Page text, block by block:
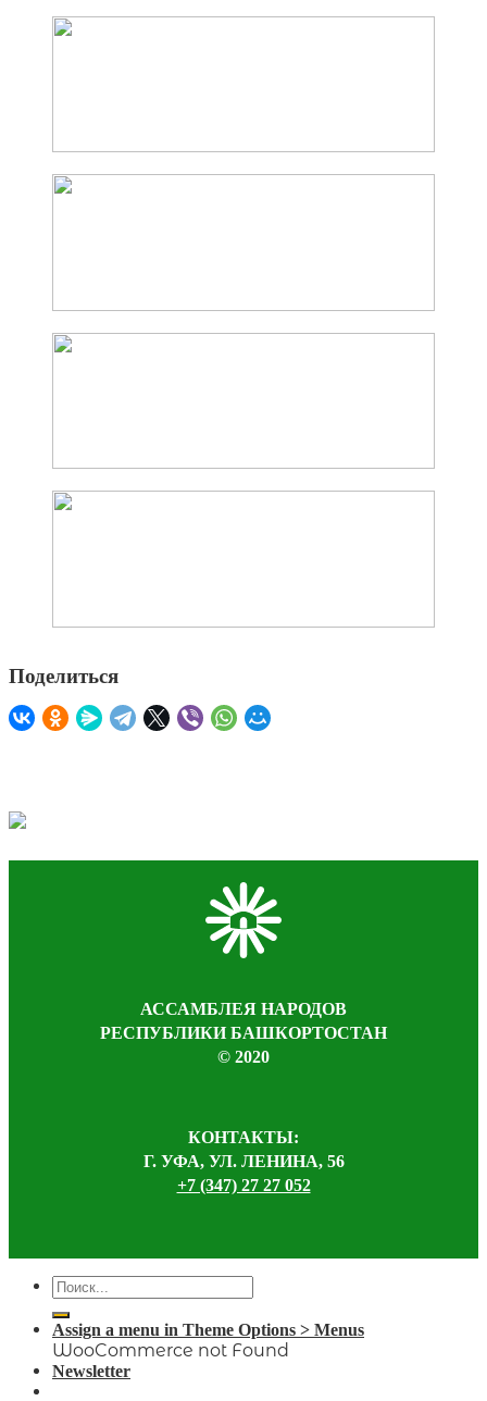
Поделиться
АССАМБЛЕЯ НАРОДОВ
РЕСПУБЛИКИ БАШКОРТОСТАН
© 2020
КОНТАКТЫ:
Г. УФА, УЛ. ЛЕНИНА, 56
+7 (347) 27 27 052
Assign a menu in Theme Options > Menus
WooCommerce not Found
Newsletter